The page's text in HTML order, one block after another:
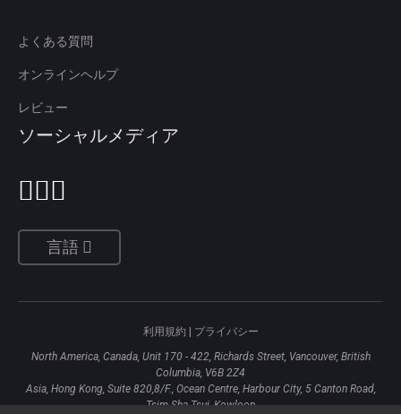
よくある質問
オンラインヘルプ
レビュー
ソーシャルメディア
言語
利用規約
プライバシー
North America, Canada, Unit 170 - 422, Richards Street, Vancouver, British
Columbia, V6B 2Z4
Asia, Hong Kong, Suite 820,8/F., Ocean Centre, Harbour City, 5 Canton Road,
Tsim Sha Tsui, Kowloon